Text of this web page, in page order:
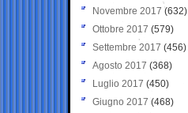
Novembre 2017 (632)
Ottobre 2017 (579)
Settembre 2017 (456)
Agosto 2017 (368)
Luglio 2017 (450)
Giugno 2017 (468)